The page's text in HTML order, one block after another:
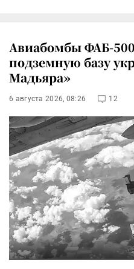
Авиабомбы ФАБ-
подземную базу
Мадьяра»
6 августа 2026, 08:26 12